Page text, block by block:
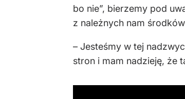
bo nie”, bierzemy pod
z należnych nam
– Jesteśmy w tej
stron i mam nadzieję, że